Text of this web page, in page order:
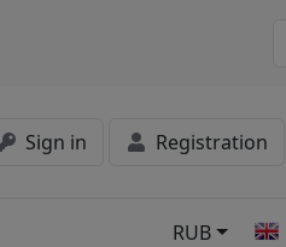
Sign in Registration
RUB